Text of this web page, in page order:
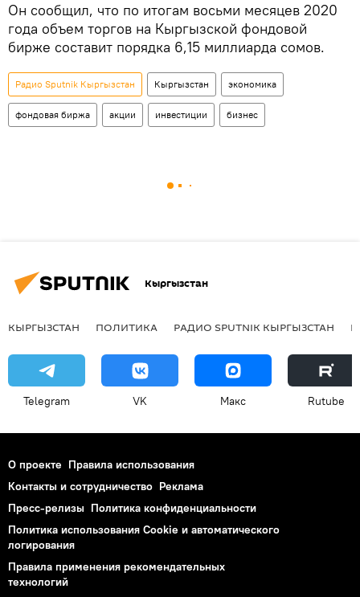
Он сообщил, что по итогам восьми месяцев 2020
года объем торгов на Кыргызской фондовой
бирже составит порядка 6,15 миллиарда сомов.
Радио Sputnik Кыргызстан Кыргызстан экономика
фондовая биржа акции инвестиции бизнес
Кыргызстан
КЫРГЫЗСТАН ПОЛИТИКА РАДИО SPUTNIK КЫРГЫЗСТАН
Telegram VK Макс Rutube
О проекте Правила использования
Контакты и сотрудничество Реклама
Пресс-релизы Политика конфиденциальности
Политика использования Cookie и автоматического
логирования
Правила применения рекомендательных
технологий